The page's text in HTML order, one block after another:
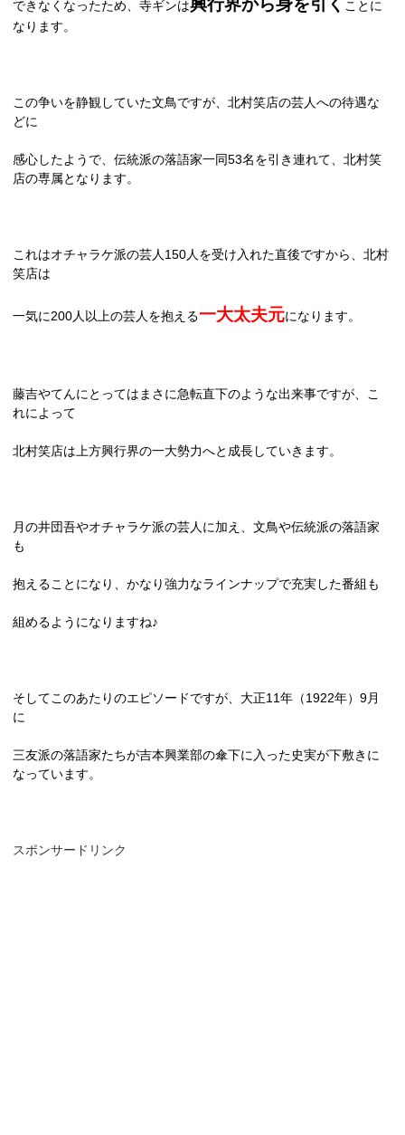
できなくなったため、寺ギンは興行界から身を引く ことに
なります。
この争いを静観していた文鳥ですが、北村笑店の芸人への待遇な
どに
感心したようで、伝統派の落語家一同53名を引き連れて、北村笑
店の専属となります。
これはオチャラケ派の芸人 150人を受け入れた直後ですから、北村
笑店は
一気に200人以上の芸人を抱える一大太夫元になります。
藤吉やてんにとってはまさに急転直下のような出来事ですが、こ
れによって
北村笑店は上方興行界の一大勢力へと成長していきます。
月の井団吾やオチャラケ派の芸人に加え、文鳥や伝統派の落語家
も
抱えることになり、かなり強力なラインナップで充実した番組も
組めるようになりますね♪
そしてこのあたりのエピソードですが、大正11年（1922年）9月
に
三友派の落語家たちが吉本興業部の傘下に入った史実が下敷きに
なっています。
スポンサードリンク